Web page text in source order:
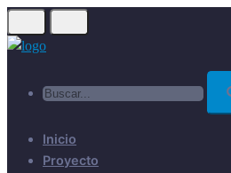
Skip
to
Inicio
Proyecto